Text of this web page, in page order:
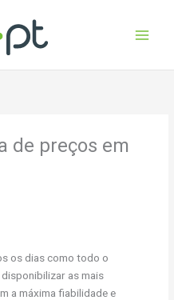
de preços em
os dias como todo o
as mais
a máxima fiabilidade e